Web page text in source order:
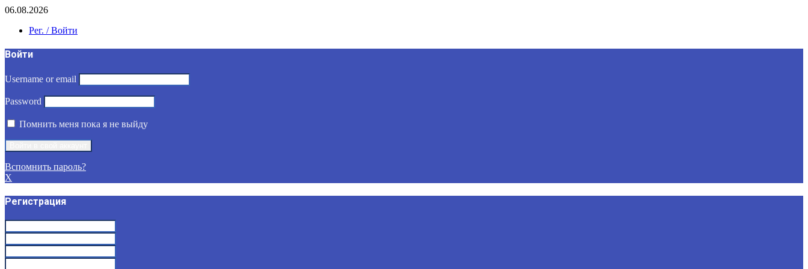
06.08.2026
Рег. / Войти
Войти
Username or email
Password
Помнить меня пока я не выйду
Вспомнить пароль?
X
Регистрация